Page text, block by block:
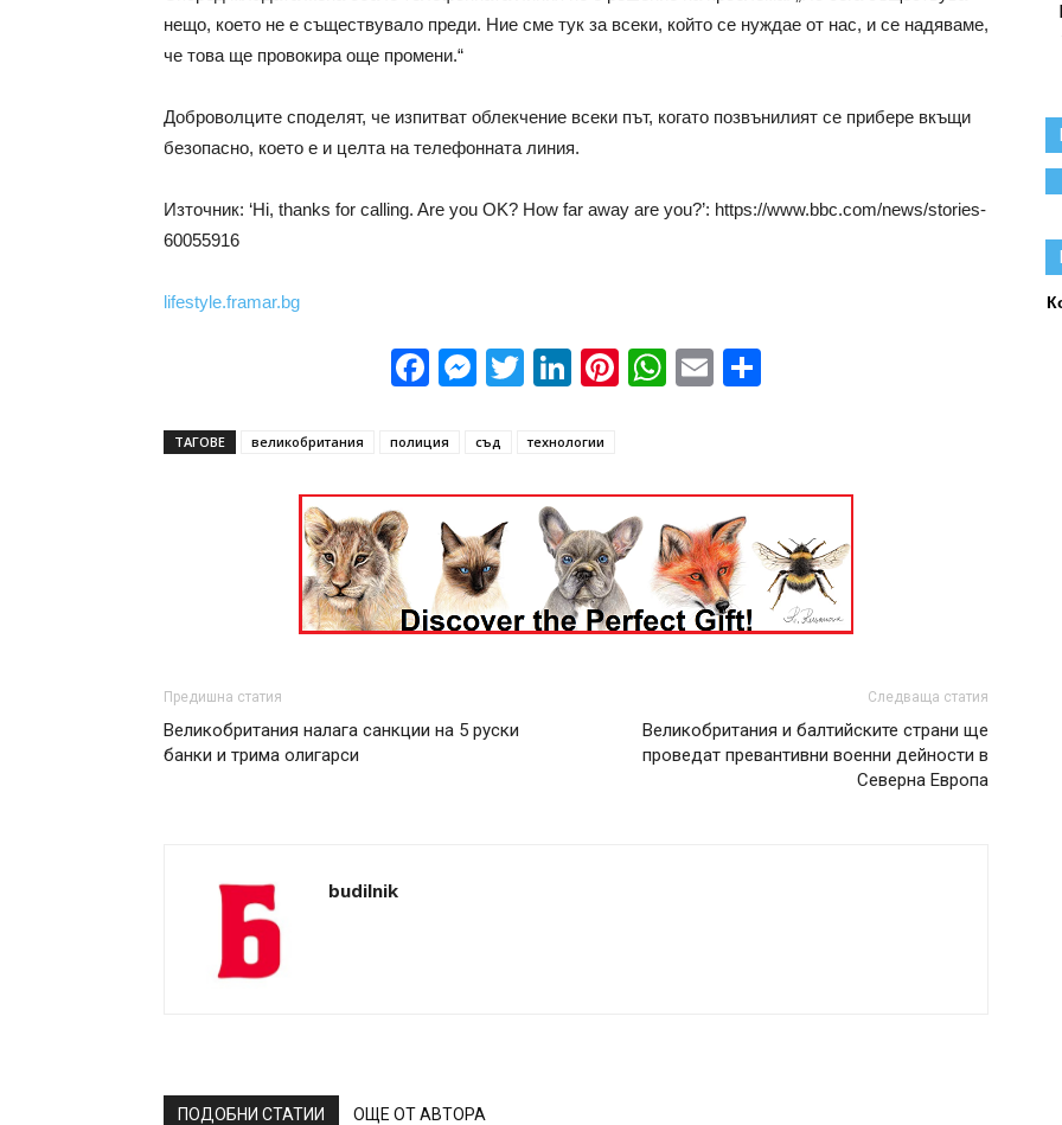
нещо, което не е съществувало преди. Ние сме тук за всеки, който се нуждае от нас, и се надяваме,
че това ще провокира още промени.“
Доброволците споделят, че изпитват облекчение всеки път, когато позвънилият се прибере вкъщи
безопасно, което е и целта на телефонната линия.
Източник: ‘Hi, thanks for calling. Are you OK? How far away are you?’: https://www.bbc.com/news/stories-
60055916
lifestyle.framar.bg
Facebook
Messenger
Twitter
LinkedIn
Pinterest
WhatsApp
Email
ТАГОВЕ великобритания полиция съд технологии
Предишна статия
Великобритания налага санкции на 5 руски
банки и трима олигарси
Следваща статия
Великобритания и балтийските страни ще
проведат превантивни военни дейности в
Северна Европа
budilnik
ПОДОБНИ СТАТИИ ОЩЕ ОТ АВТОРА